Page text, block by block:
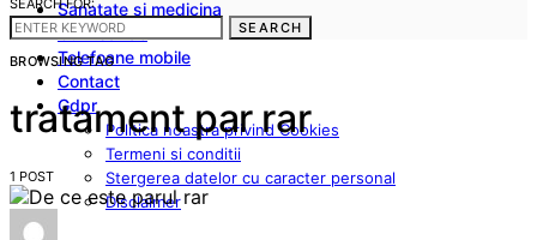
Sanatate si medicina
Cum sa fac
Telefoane mobile
Contact
Gdpr
Politica noastra privind Cookies
Termeni si conditii
Stergerea datelor cu caracter personal
Disclaimer
SEARCH FOR:
SEARCH
BROWSING TAG
tratament par rar
1 POST